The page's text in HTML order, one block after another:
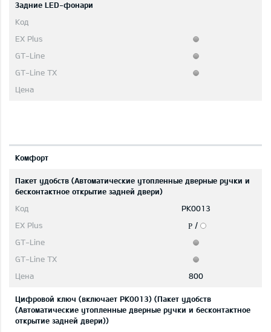
Задние LED-фонари
Комфорт
Пакет удобств (Aвтоматические утопленные дверные ручки и
бесконтактное открытие задней двери)
PK0013
P /
800
Цифровой ключ (включает PK0013) (Пакет удобств
(Aвтоматические утопленные дверные ручки и бесконтактное
открытие задней двери))